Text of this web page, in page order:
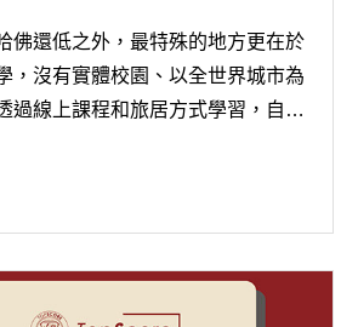
佛還低之外，最特殊的地方更在於
，沒有實體校園、以全世界城市為
過線上課程和旅居方式學習，自大
擇就讀密涅瓦大學，他的現身說法
喔！